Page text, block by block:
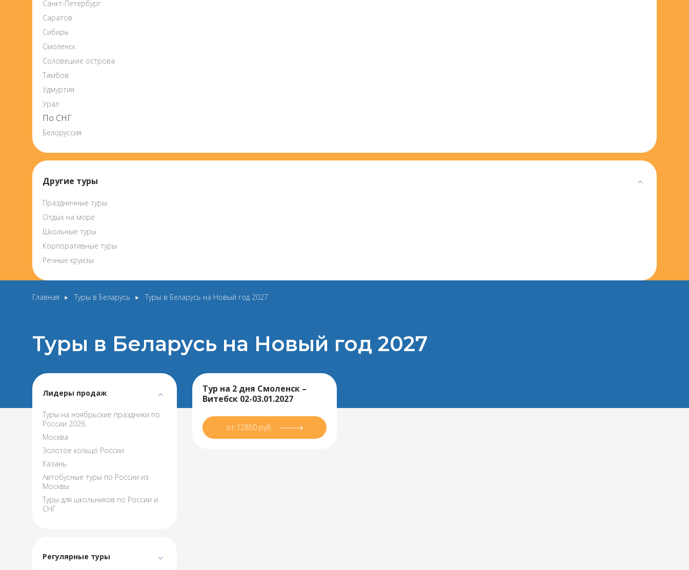
Санкт-Петербург
Саратов
Сибирь
Смоленск
Соловецкие острова
Тамбов
Удмуртия
Урал
По СНГ
Белоруссия
Другие туры
Праздничные туры
Отдых на море
Школьные туры
Корпоративные туры
Речные круизы
Главная Туры в Беларусь Туры в Беларусь на Новый год 2027
Туры в Беларусь на Новый год 2027
Лидеры продаж
Туры на ноябрьские праздники по
России 2026
Москва
Золотое кольцо России
Казань
Автобусные туры по России из
Москвы
Туры для школьников по России и
СНГ
Регулярные туры
Тур на 2 дня Смоленск –
Витебск 02-03.01.2027
от 12850 руб.